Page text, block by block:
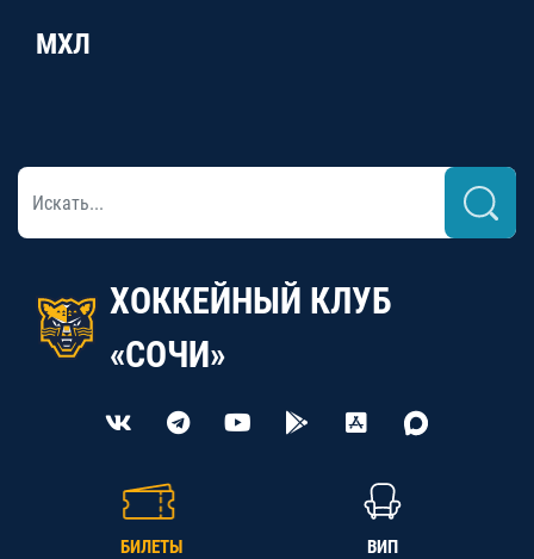
МХЛ
ХОККЕЙНЫЙ КЛУБ
«СОЧИ»
БИЛЕТЫ ВИП